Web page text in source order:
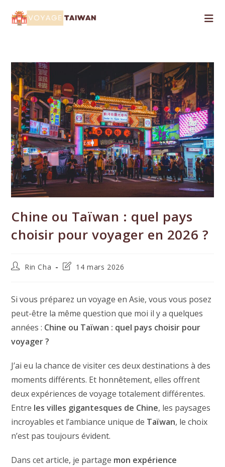
Chine ou Taïwan : quel pays
choisir pour voyager en 2026 ?
Auteur/autrice
publication :
Rin Cha
Dernière
publication :
14 mars 2026
Si vous préparez un voyage en Asie, vous vous posez
peut-être la même question que moi il y a quelques
années : Chine ou Taïwan : quel pays choisir pour
voyager ?
J’ai eu la chance de visiter ces deux destinations à des
moments différents. Et honnêtement, elles offrent
deux expériences de voyage totalement différentes.
Entre les villes gigantesques de Chine, les paysages
incroyables et l’ambiance unique de Taïwan, le choix
n’est pas toujours évident.
Dans cet article, je partage mon expérience